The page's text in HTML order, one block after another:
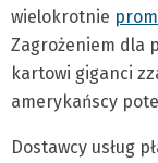
wielokrotnie
Zagrożeniem dla
kartowi giganci
amerykańscy
Dostawcy usług